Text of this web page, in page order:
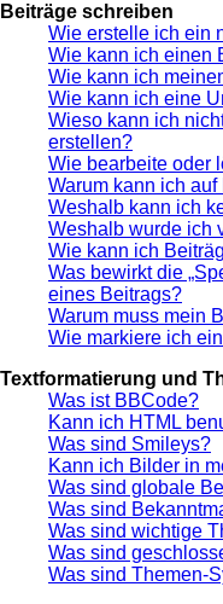
Beiträge schreiben
Wie erstelle ich ein
Wie kann ich einen
Wie kann ich
Wie kann ich eine
Wieso kann ich
erstellen?
Wie bearbeite oder
Warum kann ich
Weshalb kann ich
Weshalb wurde ich
Wie kann ich
Was bewirkt die
eines Beitrags?
Warum muss mein
Wie markiere ich
Textformatierung und
Was ist BBCode?
Kann ich HTML
Was sind Smileys?
Kann ich Bilder in
Was sind globale
Was sind
Was sind wichtige
Was sind
Was sind Themen-